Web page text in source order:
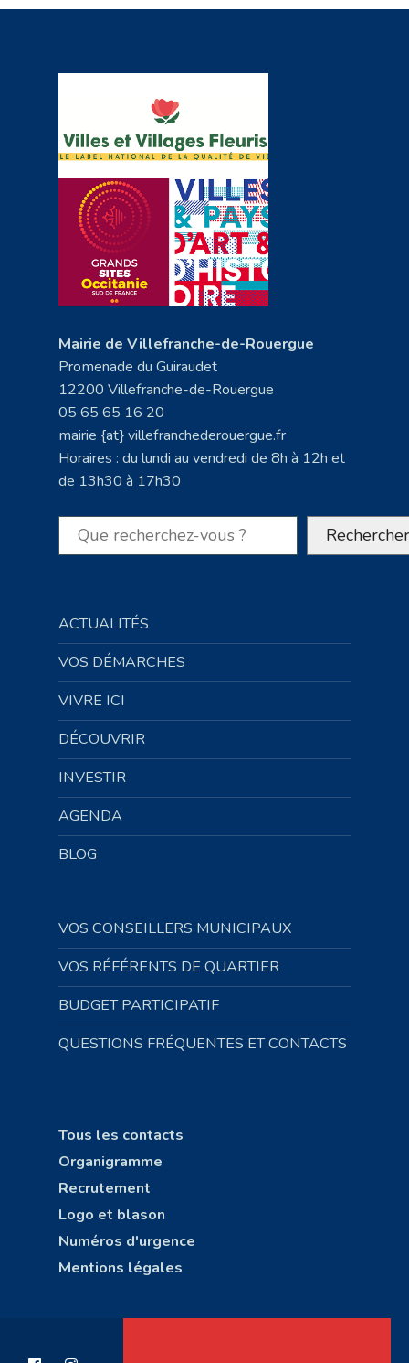
Mairie de Villefranche-de-Rouergue
Promenade du Guiraudet
12200 Villefranche-de-Rouergue
05 65 65 16 20
mairie {at} villefranchederouergue.fr
Horaires : du lundi au vendredi de 8h à 12h et
de 13h30 à 17h30
Rechercher Rechercher
ACTUALITÉS
VOS DÉMARCHES
VIVRE ICI
DÉCOUVRIR
INVESTIR
AGENDA
BLOG
VOS CONSEILLERS MUNICIPAUX
VOS RÉFÉRENTS DE QUARTIER
BUDGET PARTICIPATIF
QUESTIONS FRÉQUENTES ET CONTACTS
Tous les contacts
Organigramme
Recrutement
Logo et blason
Numéros d'urgence
Mentions légales